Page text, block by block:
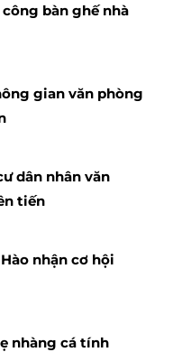
bàn ghế nhà
gian văn phòng
dân nhân văn
tiến
nhận cơ hội
nhàng cá tính